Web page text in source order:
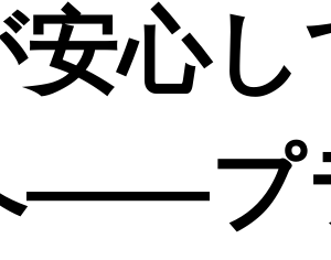
心し
――プ